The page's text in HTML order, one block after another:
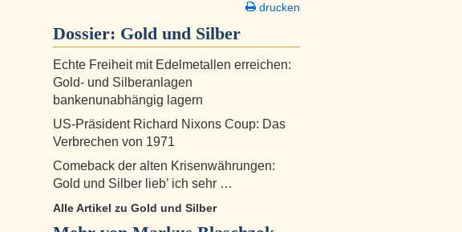
drucken
Dossier: Gold und Silber
Echte Freiheit mit Edelmetallen erreichen:
Gold- und Silberanlagen
bankenunabhängig lagern
US-Präsident Richard Nixons Coup: Das
Verbrechen von 1971
Comeback der alten Krisenwährungen:
Gold und Silber lieb’ ich sehr …
Alle Artikel zu Gold und Silber